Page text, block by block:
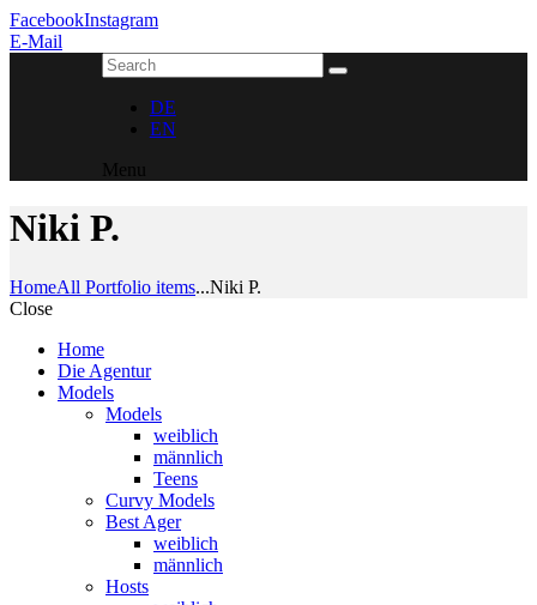
FacebookInstagram
E-Mail
DE
EN
Menu
Niki P.
HomeAll Portfolio items...Niki P.
Close
Home
Die Agentur
Models
Models
weiblich
männlich
Teens
Curvy Models
Best Ager
weiblich
männlich
Hosts